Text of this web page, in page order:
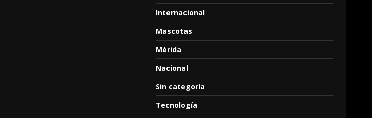
Internacional
Mascotas
Mérida
Nacional
Sin categoría
Tecnología